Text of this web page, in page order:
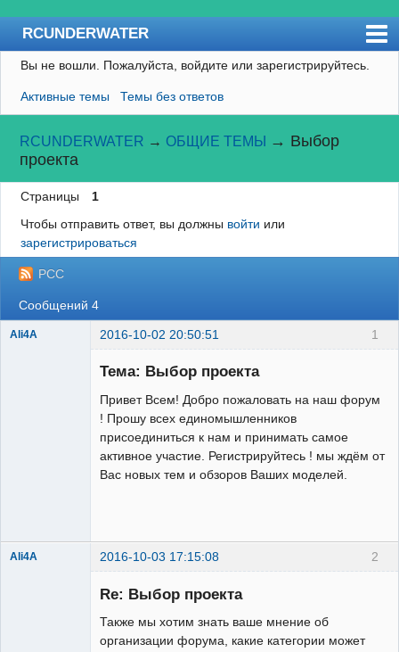
RCUNDERWATER
Форум
Пользователи
Правила
Поиск
Регистрация
Вход
RCSUBMARINE
Вы не вошли. Пожалуйста, войдите или зарегистрируйтесь.
Активные темы Темы без ответов
RCUNDERWATER → ОБЩИЕ ТЕМЫ → Выбор
проекта
Страницы
1
Чтобы отправить ответ, вы должны войти или
зарегистрироваться
РСС
Сообщений 4
1
Ali4A 2016-10-02 20:50:51
Тема: Выбор проекта
Привет Всем! Добро пожаловать на наш форум
! Прошу всех единомышленников
присоединиться к нам и принимать самое
активное участие. Регистрируйтесь ! мы ждём от
Вас новых тем и обзоров Ваших моделей.
2
Ali4A 2016-10-03 17:15:08
Re: Выбор проекта
Также мы хотим знать ваше мнение об
организации форума, какие категории может